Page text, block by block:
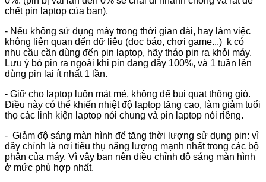
chết pin laptop của bạn).
- Nếu không sử dụng máy trong thời gian dài, hay làm việc
không liên quan đến dữ liệu (đọc báo, chơi game...) k có
nhu cầu cần dùng đến pin laptop, hãy tháo pin ra khỏi máy.
Lưu ý bỏ pin ra ngoài khi pin đang đầy 100%, và 1 tuần lên
dùng pin lại ít nhất 1 lần.
- Giữ cho laptop luôn mát mẻ, không để bụi quạt thông gió.
Điều này có thể khiến nhiệt độ laptop tăng cao, làm giảm tuổi
thọ các linh kiện laptop nói chung và pin laptop nói riêng.
- Giảm độ sáng màn hình để tăng thời lượng sử dụng pin: vì
đây chính là nơi tiêu thụ năng lượng mạnh nhất trong các bộ
phận của máy. Vì vậy bạn nên điều chỉnh độ sáng màn hình
ở mức phù hợp nhất.